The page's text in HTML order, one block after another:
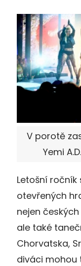
V porotě
Yemi
Letošní ročník
otevřených
nejen
ale také
Chorvatska,
diváci mohou